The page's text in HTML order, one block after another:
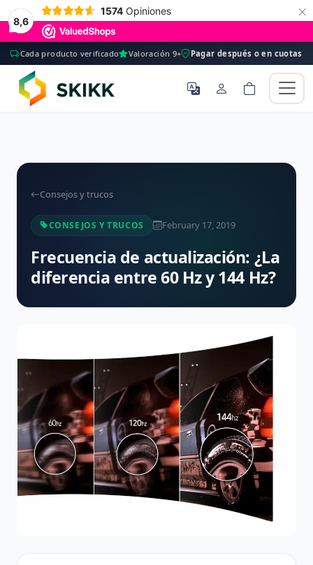
8,6
1574 Opiniones ×
Cada producto verificado Valoración 9+ Pagar después o en cuotas
Consejos y trucos
CONSEJOS Y TRUCOS February 17, 2019
Frecuencia de actualización: ¿La
diferencia entre 60 Hz y 144 Hz?